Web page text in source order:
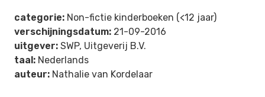
categorie: Non-fictie kinderboeken (<12 jaar)
verschijningsdatum: 21-09-2016
uitgever: SWP, Uitgeverij B.V.
taal: Nederlands
auteur: Nathalie van Kordelaar